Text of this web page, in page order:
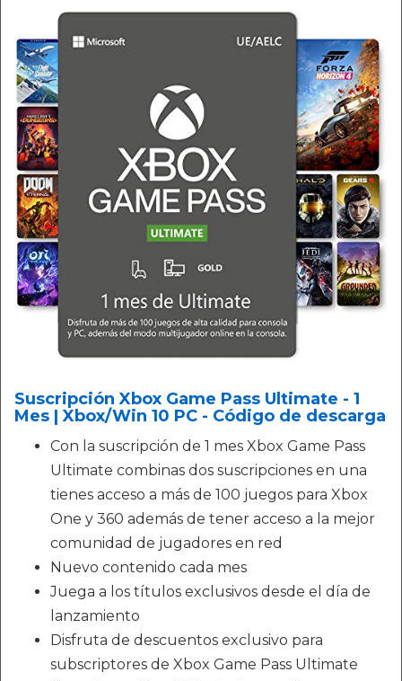
Suscripción Xbox Game Pass Ultimate - 1
Mes | Xbox/Win 10 PC - Código de descarga
Con la suscripción de 1 mes Xbox Game Pass
Ultimate combinas dos suscripciones en una
tienes acceso a más de 100 juegos para Xbox
One y 360 además de tener acceso a la mejor
comunidad de jugadores en red
Nuevo contenido cada mes
Juega a los títulos exclusivos desde el día de
lanzamiento
Disfruta de descuentos exclusivo para
subscriptores de Xbox Game Pass Ultimate